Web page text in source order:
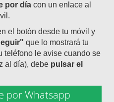
por día con un enlace al
el botón desde tu móvil y
que lo mostrará tu
teléfono le avise cuando se
al día), debe pulsar el
por Whatsapp